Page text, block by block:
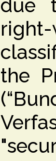
due
the